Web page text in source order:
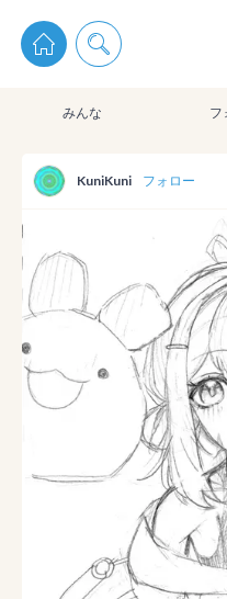
pixiv Sketchは2024年5月28日付で
通知を受け取る
pixiv Sketch
みんな フ
KuniKuni フォロー